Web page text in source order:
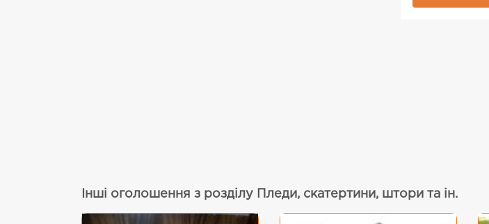
Інші оголошення з розділу Пледи, скатертини, штори та ін.